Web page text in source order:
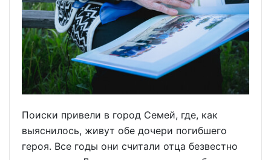
Поиски привели в город Семей, где, как
выяснилось, живут обе дочери погибшего
героя. Все годы они считали отца безвестно